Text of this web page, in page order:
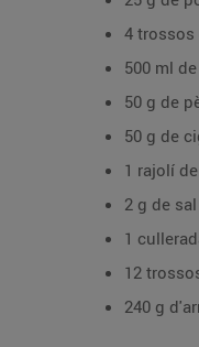
4 trossos
500 ml
50 g de
50 g de
1 rajolí
2 g de sal
1
12
240 g